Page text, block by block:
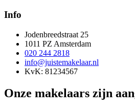
Info
Jodenbreedstraat 25
1011 PZ Amsterdam
020 244 2818
info@juistemakelaar.nl
KvK: 81234567
Onze makelaars zijn